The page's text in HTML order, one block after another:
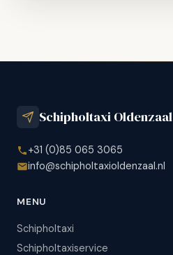
Schipholtaxi Oldenzaal
+31 (0)85 065 3065
info@schipholtaxioldenzaal.nl
MENU
Schipholtaxi
Schipholtaxiservice